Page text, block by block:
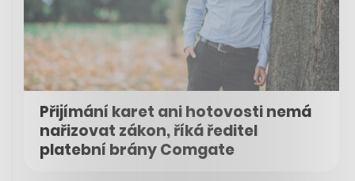
Přijímání karet ani hotovosti nemá
nařizovat zákon, říká ředitel
platební brány Comgate